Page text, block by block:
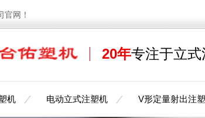
网！
20年专注于立
机 电动立式注塑机 V形定量射出注